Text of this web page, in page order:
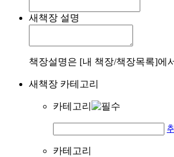
새책장 설명
책장설명은 [내 책장/책장목록]에
새책장 카테고리
카테고리
카테고리